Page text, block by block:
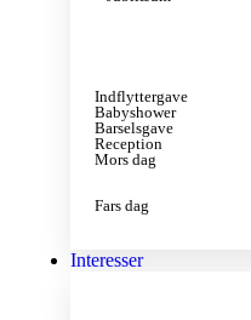
Indflyttergave
Babyshower
Barselsgave
Reception
Mors dag
Fars dag
Interesser